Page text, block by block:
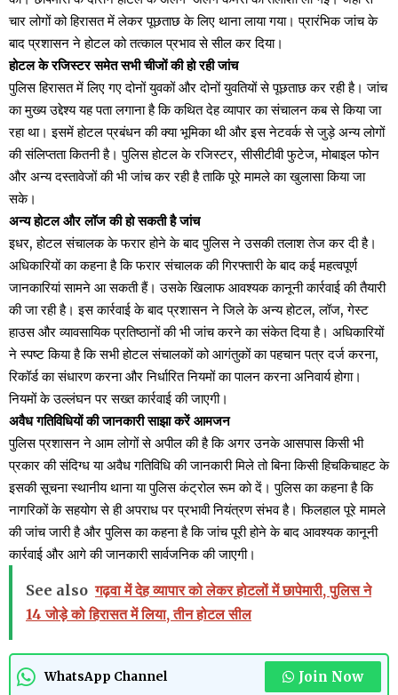
चार लोगों को हिरासत में लेकर पूछताछ के लिए थाना लाया गया। प्रारंभिक जांच के
बाद प्रशासन ने होटल को तत्काल प्रभाव से सील कर दिया।
होटल के रजिस्टर समेत सभी चीजों की हो रही जांच
पुलिस हिरासत में लिए गए दोनों युवकों और दोनों युवतियों से पूछताछ कर रही है। जांच
का मुख्य उद्देश्य यह पता लगाना है कि कथित देह व्यापार का संचालन कब से किया जा
रहा था। इसमें होटल प्रबंधन की क्या भूमिका थी और इस नेटवर्क से जुड़े अन्य लोगों
की संलिप्तता कितनी है। पुलिस होटल के रजिस्टर, सीसीटीवी फुटेज, मोबाइल फोन
और अन्य दस्तावेजों की भी जांच कर रही है ताकि पूरे मामले का खुलासा किया जा
सके।
अन्य होटल और लॉज की हो सकती है जांच
इधर, होटल संचालक के फरार होने के बाद पुलिस ने उसकी तलाश तेज कर दी है।
अधिकारियों का कहना है कि फरार संचालक की गिरफ्तारी के बाद कई महत्वपूर्ण
जानकारियां सामने आ सकती हैं। उसके खिलाफ आवश्यक कानूनी कार्रवाई की तैयारी
की जा रही है। इस कार्रवाई के बाद प्रशासन ने जिले के अन्य होटल, लॉज, गेस्ट
हाउस और व्यावसायिक प्रतिष्ठानों की भी जांच करने का संकेत दिया है। अधिकारियों
ने स्पष्ट किया है कि सभी होटल संचालकों को आगंतुकों का पहचान पत्र दर्ज करना,
रिकॉर्ड का संधारण करना और निर्धारित नियमों का पालन करना अनिवार्य होगा।
नियमों के उल्लंघन पर सख्त कार्रवाई की जाएगी।
अवैध गतिविधियों की जानकारी साझा करें आमजन
पुलिस प्रशासन ने आम लोगों से अपील की है कि अगर उनके आसपास किसी भी
प्रकार की संदिग्ध या अवैध गतिविधि की जानकारी मिले तो बिना किसी हिचकिचाहट के
इसकी सूचना स्थानीय थाना या पुलिस कंट्रोल रूम को दें। पुलिस का कहना है कि
नागरिकों के सहयोग से ही अपराध पर प्रभावी नियंत्रण संभव है। फिलहाल पूरे मामले
की जांच जारी है और पुलिस का कहना है कि जांच पूरी होने के बाद आवश्यक कानूनी
कार्रवाई और आगे की जानकारी सार्वजनिक की जाएगी।
See also गढ़वा में देह व्यापार को लेकर होटलों में छापेमारी, पुलिस ने
14 जोड़े को हिरासत में लिया, तीन होटल सील
WhatsApp Channel Join Now